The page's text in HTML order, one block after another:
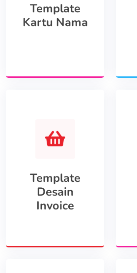
Template
Kartu Nama
Template
Desain
Invoice